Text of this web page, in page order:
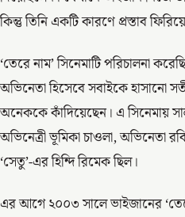
কিন্তু তিনি একটি কারণে প্রস্তাব
‘তেরে নাম’ সিনেমাটি পরিচালনা
অভিনেতা হিসেবে সবাইকে হাসানো
অনেককে কাঁদিয়েছেন। এ সিনেমায়
অভিনেত্রী ভূমিকা চাওলা, অভিনেতা
‘সেতু’-এর হিন্দি রিমেক ছিল।
এর আগে ২০০৩ সালে ভাইজানের